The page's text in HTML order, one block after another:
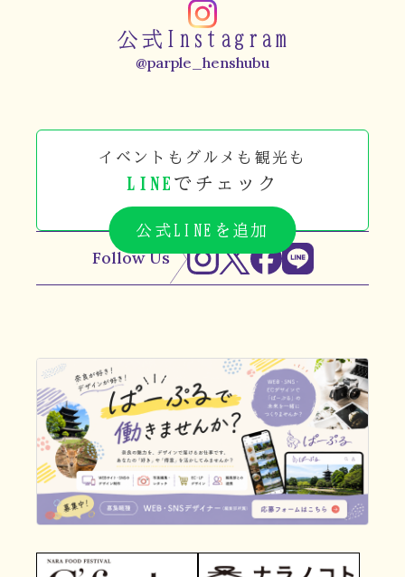
公式Instagram
@parple_henshubu
イベントもグルメも観光も
LINE でチェック
公式LINEを追加
Follow Us